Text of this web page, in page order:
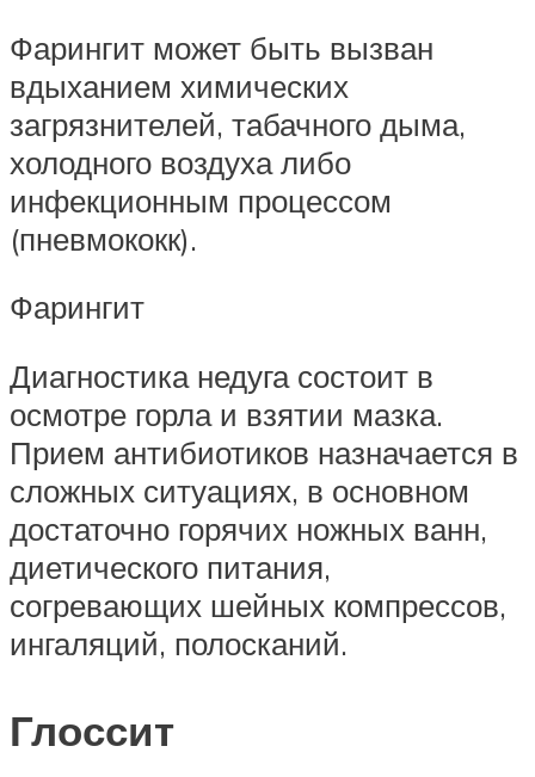
Фарингит может быть вызван
вдыханием химических
загрязнителей, табачного дыма,
холодного воздуха либо
инфекционным процессом
(пневмококк).
Фарингит
Диагностика недуга состоит в
осмотре горла и взятии мазка.
Прием антибиотиков назначается в
сложных ситуациях, в основном
достаточно горячих ножных ванн,
диетического питания,
согревающих шейных компрессов,
ингаляций, полосканий.
Глоссит